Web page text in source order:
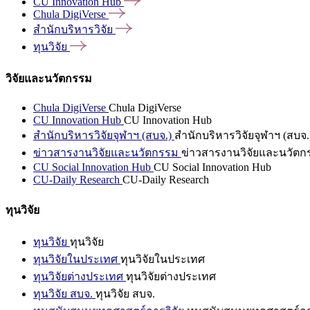
Chula DigiVerse
สำนักบริหารวิจัย
ทุนวิจัย
วิจัยและนวัตกรรม
Chula DigiVerse Chula DigiVerse
CU Innovation Hub CU Innovation Hub
สำนักบริหารวิจัยจุฬาฯ (สบจ.) สำนักบริหารวิจัยจุฬาฯ (สบจ
ข่าวสารงานวิจัยและนวัตกรรม ข่าวสารงานวิจัยและนวัตก
CU Social Innovation Hub CU Social Innovation Hub
CU-Daily Research CU-Daily Research
ทุนวิจัย
ทุนวิจัย ทุนวิจัย
ทุนวิจัยในประเทศ ทุนวิจัยในประเทศ
ทุนวิจัยต่างประเทศ ทุนวิจัยต่างประเทศ
ทุนวิจัย สบจ. ทุนวิจัย สบจ.